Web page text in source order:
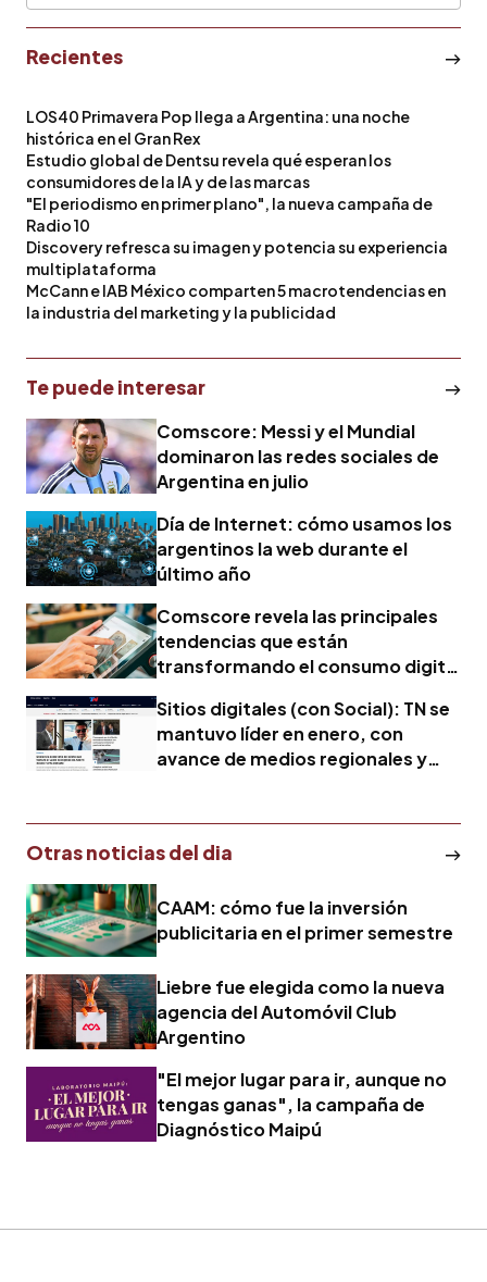
Recientes
LOS40 Primavera Pop llega a Argentina: una noche
histórica en el Gran Rex
Estudio global de Dentsu revela qué esperan los
consumidores de la IA y de las marcas
"El periodismo en primer plano", la nueva campaña de
Radio 10
Discovery refresca su imagen y potencia su experiencia
multiplataforma
McCann e IAB México comparten 5 macrotendencias en
la industria del marketing y la publicidad
Te puede interesar
Comscore: Messi y el Mundial
dominaron las redes sociales de
Argentina en julio
Día de Internet: cómo usamos los
argentinos la web durante el
último año
Comscore revela las principales
tendencias que están
transformando el consumo digital
Sitios digitales (con Social): TN se
mantuvo líder en enero, con
avance de medios regionales y
Otras noticias del dia
CAAM: cómo fue la inversión
publicitaria en el primer semestre
Liebre fue elegida como la nueva
agencia del Automóvil Club
Argentino
"El mejor lugar para ir, aunque no
tengas ganas", la campaña de
Diagnóstico Maipú